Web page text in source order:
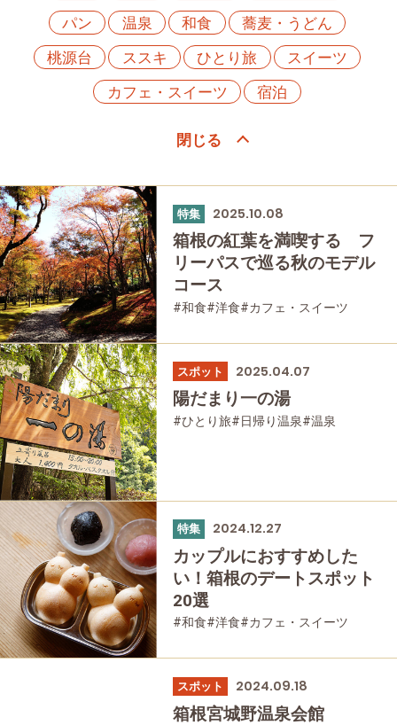
パン
温泉 和食
蕎麦・うどん
桃源台
ススキ ひとり旅
スイーツ
カフェ・スイーツ
宿泊
特集 2025.10.08
箱根の紅葉を満喫する フ
リーパスで巡る秋のモデル
コース
#和食#洋食#カフェ・スイーツ
#モデルコース#箱根湯本#紅葉
#強羅#箱根フリーパス
#大涌谷#桃源台
#家族で#友人グループで
#グルメ#乗り物#公園・自然
スポット 2025.04.07
陽だまり一の湯
#ひとり旅#日帰り温泉#温泉
特集 2024.12.27
カップルにおすすめした
い！箱根のデートスポット
20選
#和食#洋食#カフェ・スイーツ
#ひとり旅#お土産#大涌谷
#日帰り温泉 #温泉#家族で
#友人グループで
#乗り物#公園・自然#母と娘で
スポット 2024.09.18
箱根宮城野温泉会館